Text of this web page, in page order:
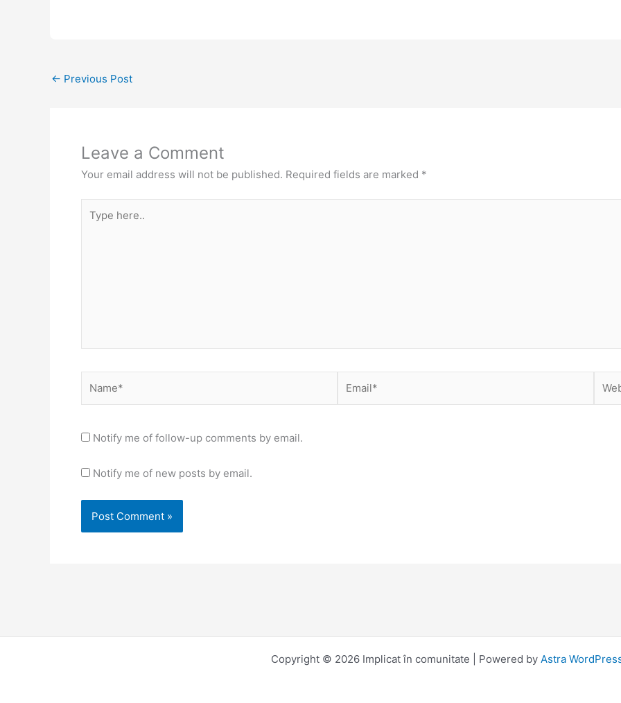
← Previous Post
Leave a Comment
Your email address will not be published. Required fields are marked *
here..
Notify me of follow-up comments by email.
Notify me of new posts by email.
Copyright © 2026 Implicat în comunitate | Powered by Astra